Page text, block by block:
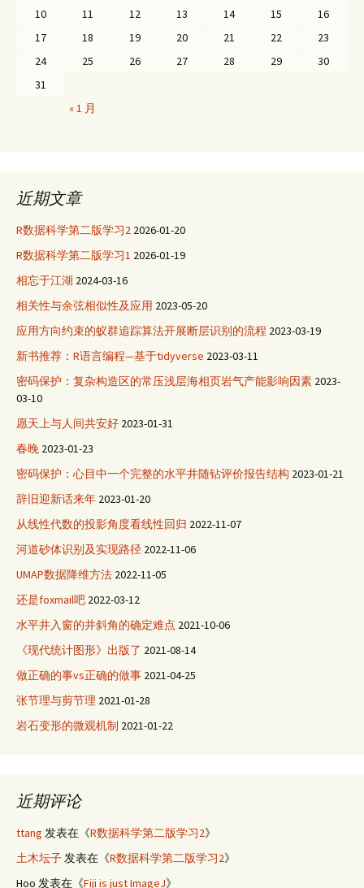
10
11 12 13 14 15
16
17
18 19 20 21 22
23
24
25 26 27 28 29
30
31
« 1 月
近期文章
R数据科学第二版学习2 2026-01-20
R数据科学第二版学习1 2026-01-19
相忘于江湖 2024-03-16
相关性与余弦相似性及应用 2023-05-20
应用方向约束的蚁群追踪算法开展断层识别的流程 2023-03-19
新书推荐：R语言编程—基于tidyverse 2023-03-11
密码保护：复杂构造区的常压浅层海相页岩气产能影响因素 2023-
03-10
愿天上与人间共安好 2023-01-31
春晚 2023-01-23
密码保护：心目中一个完整的水平井随钻评价报告结构 2023-01-21
辞旧迎新话来年 2023-01-20
从线性代数的投影角度看线性回归 2022-11-07
河道砂体识别及实现路径 2022-11-06
UMAP数据降维方法 2022-11-05
还是foxmail吧 2022-03-12
水平井入窗的井斜角的确定难点 2021-10-06
《现代统计图形》出版了 2021-08-14
做正确的事vs正确的做事 2021-04-25
张节理与剪节理 2021-01-28
岩石变形的微观机制 2021-01-22
近期评论
ttang 发表在《R数据科学第二版学习2》
土木坛子发表在《R数据科学第二版学习2》
Hoo 发表在《Fiji is just ImageJ》